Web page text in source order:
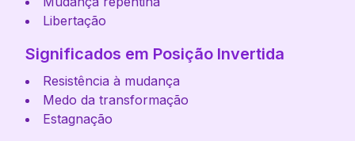
Libertação
Significados em Posição Invertida
Resistência à mudança
Medo da transformação
Estagnação